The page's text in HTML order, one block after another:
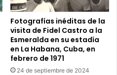
Fotografías inéditas de la
visita de Fidel Castro a la
Esmeralda en su estadía
en La Habana, Cuba, en
febrero de 1971
24 de septiembre de 2024